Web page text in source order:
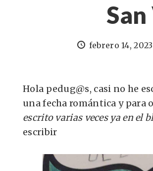
febrero 14, 2023
Hola pedug@s, casi no he
una fecha romántica y para
escrito varias veces ya en el
escribir